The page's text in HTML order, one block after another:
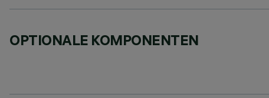
OPTIONALE KOMPONENTEN